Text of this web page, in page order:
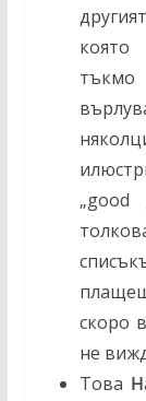
която
скоро
не
Това